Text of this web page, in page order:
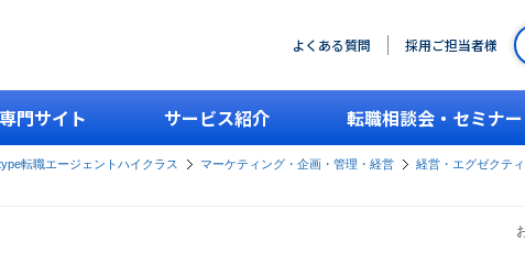
よくある質問 採用ご担当者様
専門サイト サービス紹介 転職相談会・セミナー
転職エージェントハイクラス マーケティング・企画・管理・経営 経営・エグゼクテ